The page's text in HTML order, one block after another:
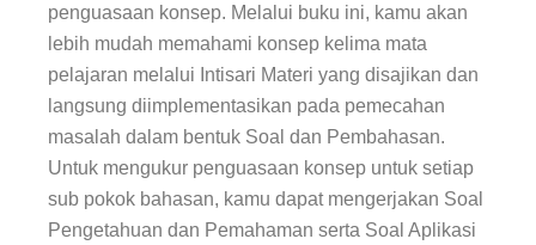
penguasaan konsep. Melalui buku ini, kamu akan
lebih mudah memahami konsep kelima mata
pelajaran melalui Intisari Materi yang disajikan dan
langsung diimplementasikan pada pemecahan
masalah dalam bentuk Soal dan Pembahasan.
Untuk mengukur penguasaan konsep untuk setiap
sub pokok bahasan, kamu dapat mengerjakan Soal
Pengetahuan dan Pemahaman serta Soal Aplikasi